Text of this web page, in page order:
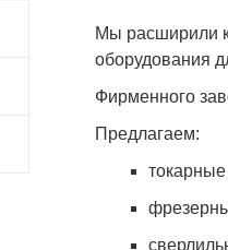
Мы расширили
оборудования
Фирменного
Предлагаем: